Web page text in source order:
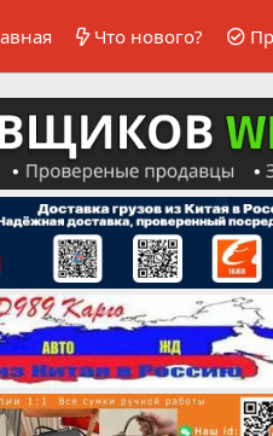
Что нового?